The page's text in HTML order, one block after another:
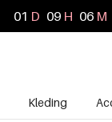
01 D 09 H 06 M
Kleding